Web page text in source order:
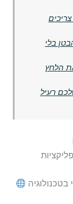
בלי
הלחץ
רעיל